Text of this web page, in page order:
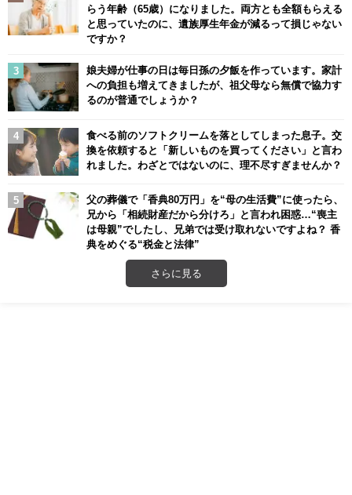
らう年齢（65歳）になりました。両方とも全額もらえる
と思っていたのに、遺族厚生年金が減るって損じゃない
ですか？
娘夫婦が仕事の日は毎日孫の夕飯を作っています。家計
への負担も増えてきましたが、祖父母なら無償で協力す
るのが普通でしょうか？
食べる前のソフトクリームを落としてしまった息子。交
換を依頼すると「新しいものを買ってください」と言わ
れました。わざとではないのに、理不尽すぎませんか？
父の葬儀で「香典80万円」を“母の生活費”に使ったら、
兄から「相続財産だから分けろ」と言われ困惑…“喪主
は母親”でしたし、兄弟では受け取れないですよね？ 香
典をめぐる“税金と法律”
さらに見る